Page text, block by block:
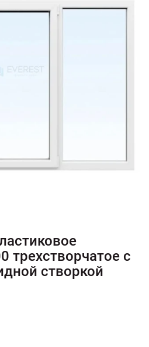
380 73 18
трехстворчатое с
створкой